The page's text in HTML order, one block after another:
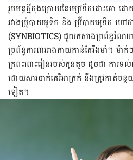
រូបមន្តថ្មីចុងក្រោយនៃម្សៅទឹកដោះគោ ដ
រវាងប្រ៉ូបាយអូទិក និង ប្រ៊ីបាយអូទិក ហ
(SYNBIOTICS) ជួយកសាងប្រព័ន្ធរំលា
ប្រព័ន្ធការពាររាងកាយកាន់តែរឹងមាំ។ ម៉
ក្រពះពោះវៀនរបស់កូនតូច ដូចជា ការទល់
ដោយសារបាក់តេរីអាក្រក់ នឹងត្រូវកាត់
ទៀត។